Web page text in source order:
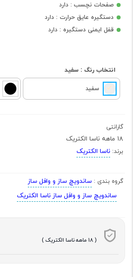
صفحات نچسب : دارد
دستگیره عایق حرارت : دارد
قفل ایمنی دستگیره : دارد
انتخاب رنگ : سفید
سفید
گارانتی
18 ماهه ناسا الکتریک
برند: ناسا الکتریک
گروه بندی : ساندویچ ساز و وافل ساز
ساندویچ ساز و وافل ساز ناسا الکتریک
( 18 ماهه ناسا الکتریک )